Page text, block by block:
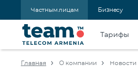
Частным лицам Бизнесу
Тарифы
Главная О компании Новости